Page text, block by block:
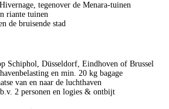
tegenover de Menara-tuinen
riante tuinen
de bruisende stad
Schiphol, Düsseldorf, Eindhoven of Brussel
en min. 20 kg bagage
van en naar de luchthaven
2 personen en logies & ontbijt